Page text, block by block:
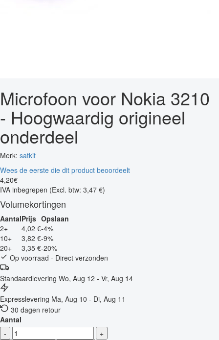
Microfoon voor Nokia 3210
- Hoogwaardig origineel
onderdeel
Merk: satkit
Wees de eerste die dit product beoordeelt
4,20€
IVA inbegrepen (Excl. btw: 3,47 €)
Volumekortingen
AantalPrijs Opslaan
2+
4,02 €-4%
10+
3,82 €-9%
20+
3,35 €-20%
Op voorraad - Direct verzonden
Standaardlevering Wo, Aug 12 - Vr, Aug 14
Expresslevering Ma, Aug 10 - Di, Aug 11
30 dagen retour
Aantal
-
+